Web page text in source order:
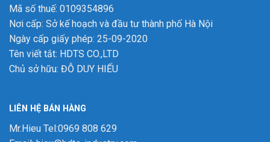
Mã số thuế: 0109354896
Nơi cấp: Sở kế hoạch và đầu tư thành phố Hà Nội
Ngày cấp giấy phép: 25-09-2020
Tên viết tắt: HDTS CO.,LTD
Chủ sở hữu: ĐỖ DUY HIẾU
LIÊN HỆ BÁN HÀNG
Mr.Hieu Tel:0969 808 629